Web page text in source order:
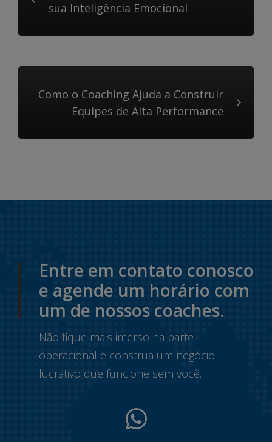
sua Inteligência Emocional
Como o Coaching Ajuda a Construir
Equipes de Alta Performance
Entre em contato conosco
e agende um horário com
um de nossos coaches.
Não fique mais imerso na parte
operacional e construa um negócio
lucrativo que funcione sem você.